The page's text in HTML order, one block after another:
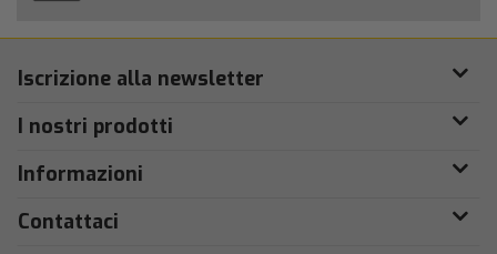
Iscrizione alla newsletter
I nostri prodotti
Informazioni
Contattaci